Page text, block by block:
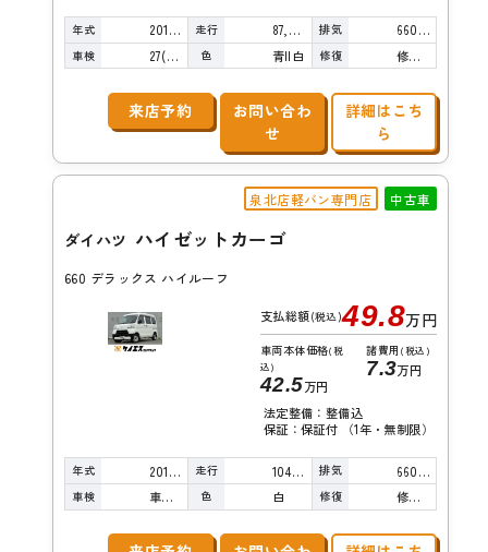
年式 2015年 走行 87,000km 排気 660cc
車検 27(R9)/04 色 青II白 修復 修復歴無し
来店予約
お問い合わ
せ
詳細はこち
ら
泉北店軽バン専門店 中古車
ダイハツ ハイゼットカーゴ
660 デラックス ハイルーフ
支払総額(税込)49.8万円
車両本体価格(税
込)
42.5万円
諸費用 (税込)
7.3万円
法定整備：整備込
保証：保証付 （1年・無制限）
年式 2018年 走行 104,000km 排気 660cc
車検 車検整備付 色 白 修復 修復歴有り